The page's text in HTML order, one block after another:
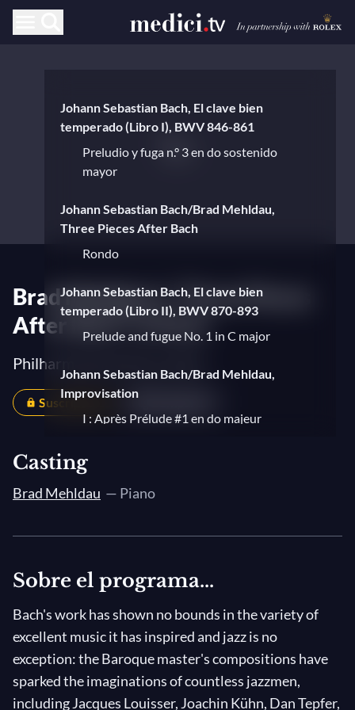
Johann Sebastian Bach, El clave bien
temperado (Libro I), BWV 846-861
Preludio y fuga n.° 3 en do sostenido
mayor
Johann Sebastian Bach/Brad Mehldau,
Three Pieces After Bach
Rondo
Johann Sebastian Bach, El clave bien
temperado (Libro II), BWV 870-893
Prelude and fugue No. 1 in C major
Johann Sebastian Bach/Brad Mehldau,
Improvisation
I : Après Prélude #1 en do majeur
Johann Sebastian Bach, El clave bien
temperado (Libro II), BWV 870-893
Prelude and fugue No. 16 in G major
Johann Sebastian Bach/Brad Mehldau,
Ostinato
Johann Sebastian Bach, El clave bien
temperado (Libro I), BWV 846-861
Preludio y fuga n.° 6 en re menor, BWV
851
Brad Mehldau's "Three Pieces
After Bach" in Paris
Philharmonie de Paris 2018
Suscriptores
Casting
Brad Mehldau — Piano
Sobre el programa...
Bach's work has shown no bounds in the variety of
excellent music it has inspired and jazz is no
exception: the Baroque master's compositions have
sparked the imaginations of countless jazzmen,
including Jacques Louisser, Joachin Kühn, Dan Tepfer,